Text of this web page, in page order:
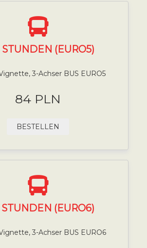
STUNDEN (EURO5)
3-Achser BUS EURO5
84 PLN
BESTELLEN
STUNDEN (EURO6)
3-Achser BUS EURO6